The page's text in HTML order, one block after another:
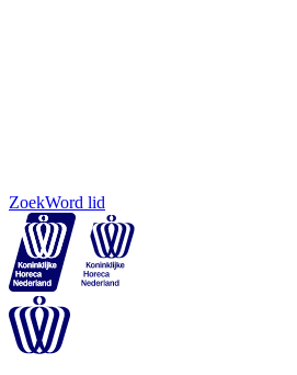
ZoekWord lid